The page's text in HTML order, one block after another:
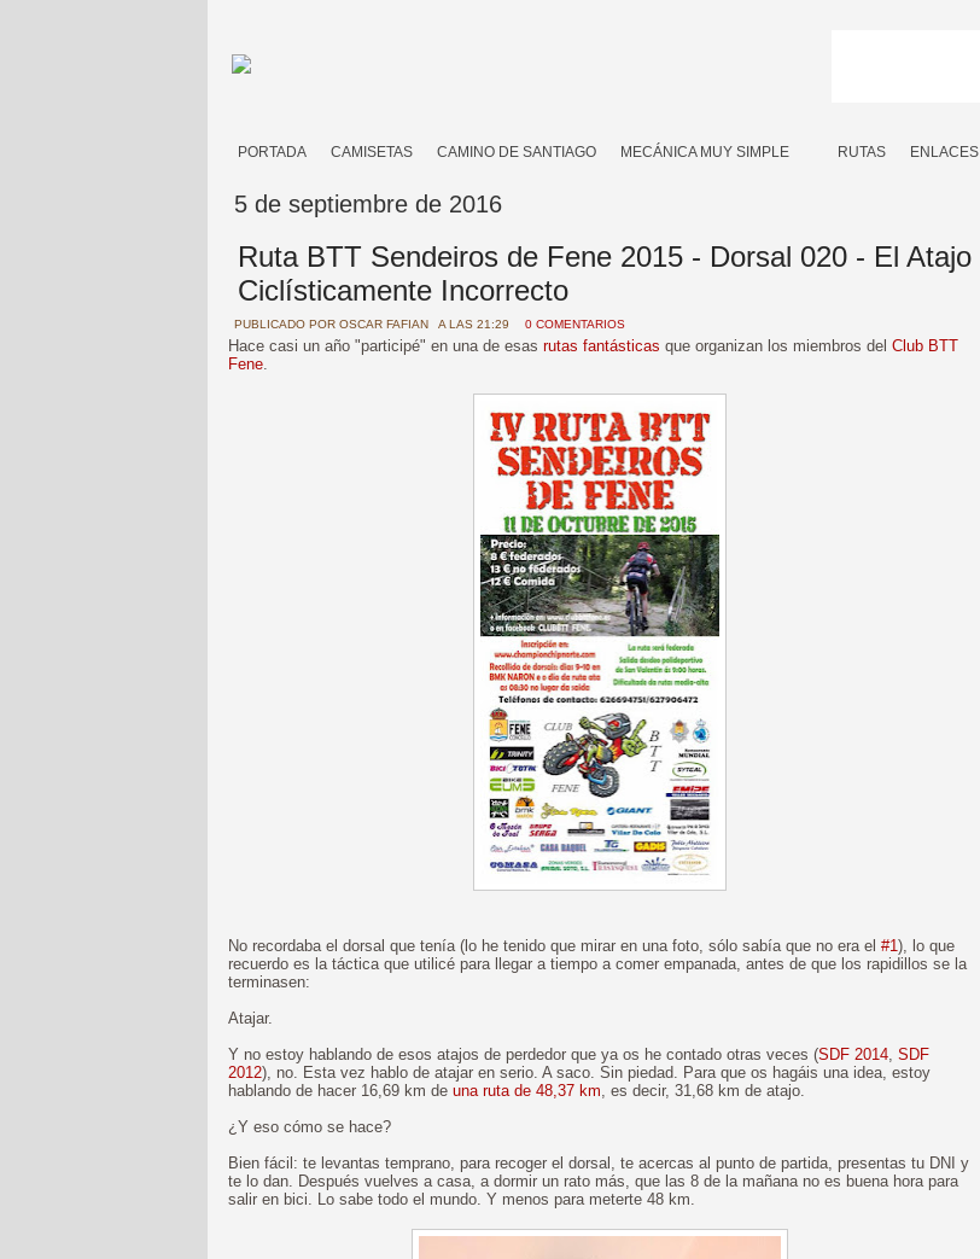
PORTADA CAMISETAS CAMINO DE SANTIAGO MECÁNICA MUY SIMPLE RUTAS ENLACES
5 de septiembre de 2016
Ruta BTT Sendeiros de Fene 2015 - Dorsal 020 - El Atajo
Ciclísticamente Incorrecto
PUBLICADO POR OSCAR FAFIAN A LAS 21:29 0 COMENTARIOS
Hace casi un año "participé" en una de esas rutas fantásticas que organizan los miembros del Club BTT
Fene.
No recordaba el dorsal que tenía (lo he tenido que mirar en una foto, sólo sabía que no era el #1), lo que
recuerdo es la táctica que utilicé para llegar a tiempo a comer empanada, antes de que los rapidillos se la
terminasen:
Atajar.
Y no estoy hablando de esos atajos de perdedor que ya os he contado otras veces (SDF 2014, SDF
2012), no. Esta vez hablo de atajar en serio. A saco. Sin piedad. Para que os hagáis una idea, estoy
hablando de hacer 16,69 km de una ruta de 48,37 km, es decir, 31,68 km de atajo.
¿Y eso cómo se hace?
Bien fácil: te levantas temprano, para recoger el dorsal, te acercas al punto de partida, presentas tu DNI y
te lo dan. Después vuelves a casa, a dormir un rato más, que las 8 de la mañana no es buena hora para
salir en bici. Lo sabe todo el mundo. Y menos para meterte 48 km.